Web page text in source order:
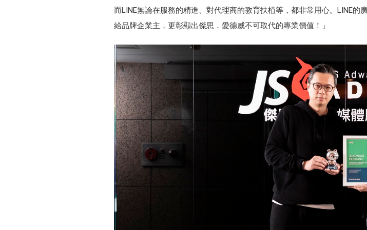
而LINE無論在服務的精進、對代理商的教育扶植等，都非常用心。LINE
給品牌企業主，更彰顯出傑思．愛德威不可取代的專業價值！」